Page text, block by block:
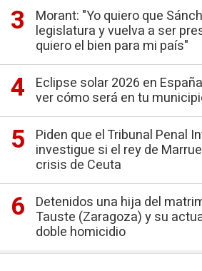
Morant: "Yo quiero que
legislatura y vuelva a ser
quiero el bien para mi país"
Eclipse solar 2026 en
ver cómo será en tu
Piden que el Tribunal Penal
investigue si el rey de
crisis de Ceuta
Detenidos una hija del
Tauste (Zaragoza) y su
doble homicidio